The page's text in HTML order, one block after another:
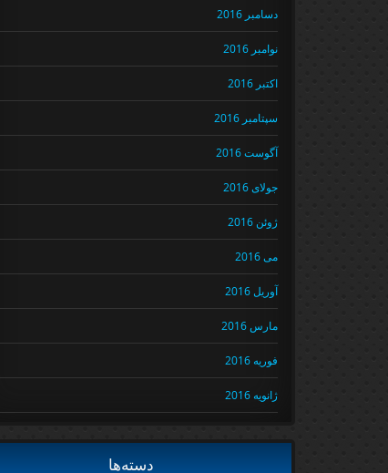
دسامبر 2016
نوامبر 2016
اکتبر 2016
سپتامبر 2016
آگوست 2016
جولای 2016
ژوئن 2016
می 2016
آوریل 2016
مارس 2016
فوریه 2016
ژانویه 2016
دسته‌ها